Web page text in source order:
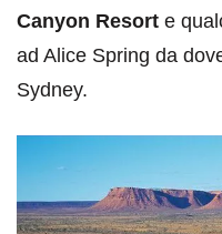
Canyon Resort e
ad Alice Spring da
Sydney.